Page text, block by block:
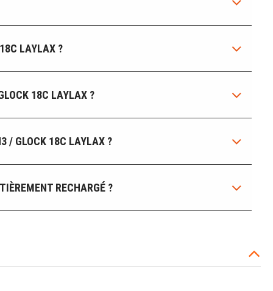
LAYLAX ?
18C LAYLAX ?
/ GLOCK 18C LAYLAX ?
RECHARGÉ ?